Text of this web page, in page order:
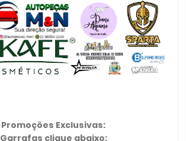
Promoções Exclusivas:
Garrafas clique abaixo: